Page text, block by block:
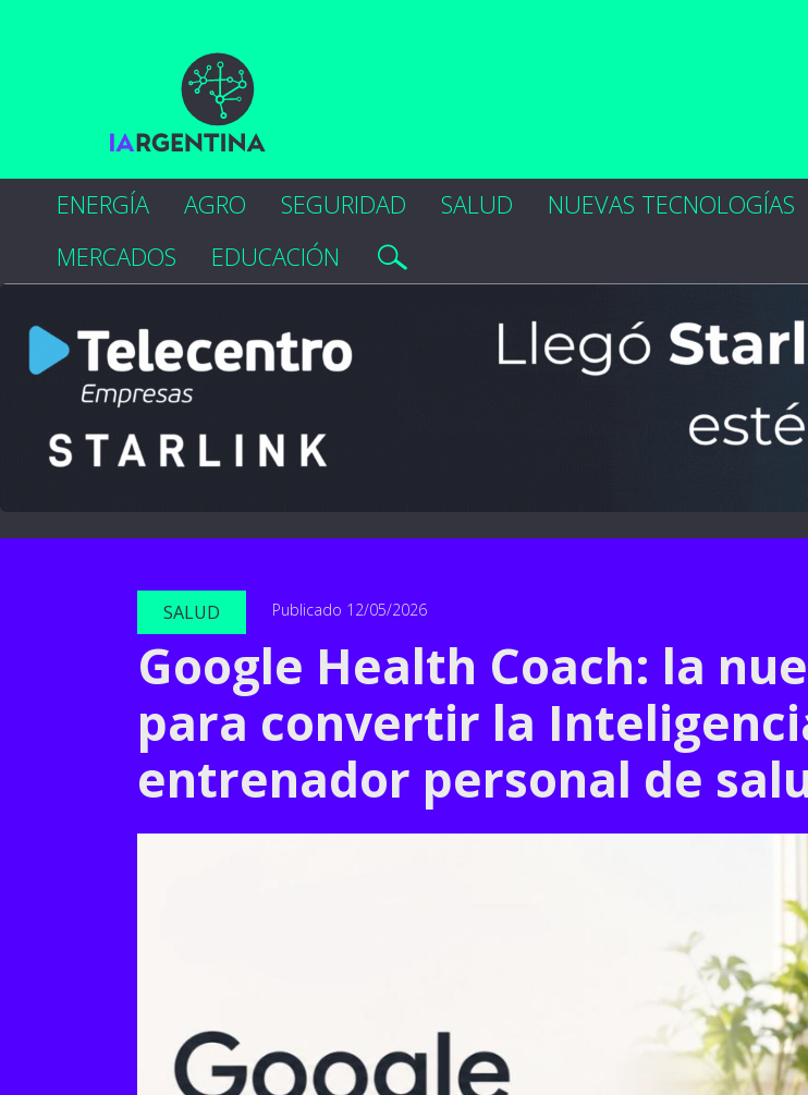
ENERGÍA AGRO SEGURIDAD SALUD NUEVAS TECNOLOGÍAS
MERCADOS
EDUCACIÓN
SALUD Publicado 12/05/2026
Google Health Coach: la
para convertir la
entrenador personal de